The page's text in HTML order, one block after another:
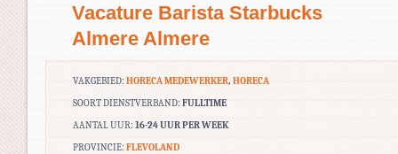
Vacature Barista Starbucks
Almere Almere
VAKGEBIED: HORECA MEDEWERKER, HORECA
SOORT DIENSTVERBAND: FULLTIME
AANTAL UUR: 16-24 UUR PER WEEK
PROVINCIE: FLEVOLAND